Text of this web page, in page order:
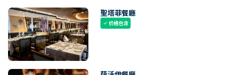
聖塔菲餐廳
check价格包含